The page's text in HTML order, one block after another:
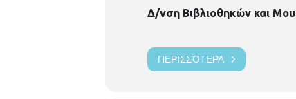
Δ/νση Βιβλιοθηκών και
ΠΕΡΙΣΣΌΤΕΡΑ